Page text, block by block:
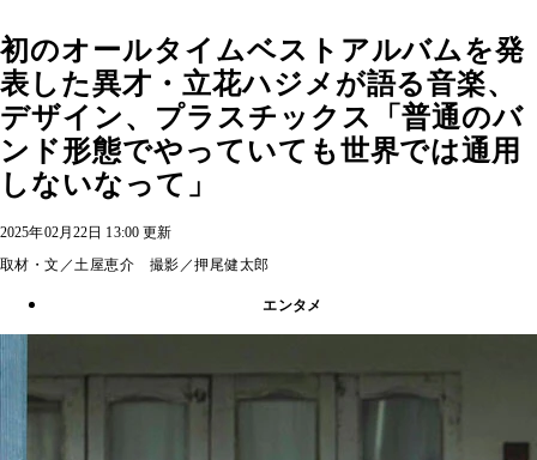
初のオールタイムベストアルバムを発
表した異才・立花ハジメが語る音楽、
デザイン、プラスチックス「普通のバ
ンド形態でやっていても世界では通用
しないなって」
2025年02月22日 13:00 更新
取材・文／土屋恵介 撮影／押尾健太郎
エンタメ